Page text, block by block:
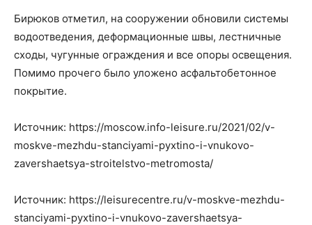
Бирюков отметил, на сооружении обновили системы
водоотведения, деформационные швы, лестничные
сходы, чугунные ограждения и все опоры освещения.
Помимо прочего было уложено асфальтобетонное
покрытие.
Источник: https://moscow.info-leisure.ru/2021/02/v-
moskve-mezhdu-stanciyami-pyxtino-i-vnukovo-
zavershaetsya-stroitelstvo-metromosta/
Источник: https://leisurecentre.ru/v-moskve-mezhdu-
stanciyami-pyxtino-i-vnukovo-zavershaetsya-